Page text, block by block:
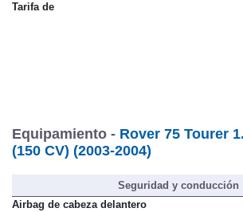
Tarifa de
Equipamiento - Rover 75 Tourer
(150 CV) (2003-2004)
Seguridad y conducción
Airbag de cabeza delantero